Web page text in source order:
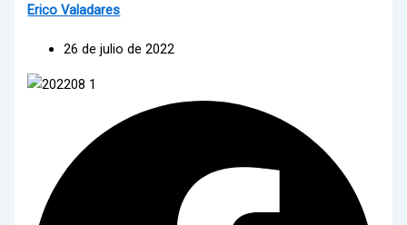
Erico Valadares
26 de julio de 2022